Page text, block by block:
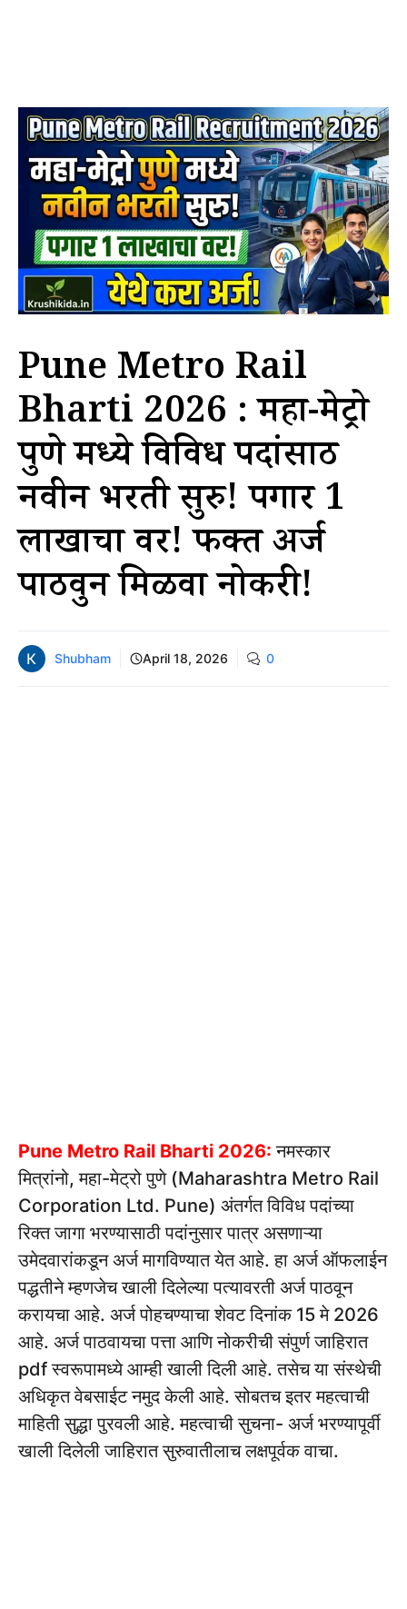
Pune Metro Rail
Bharti 2026 : महा-मेट्रो
पुणे मध्ये विविध पदांसाठी
नवीन भरती सुरु! पगार 1
लाखाचा वर! फक्त अर्ज
पाठवुन मिळवा नोकरी!
Shubham April 18, 2026 0
Pune Metro Rail Bharti 2026: नमस्कार
मित्रांनो, महा-मेट्रो पुणे (Maharashtra Metro Rail
Corporation Ltd. Pune) अंतर्गत विविध पदांच्या
रिक्त जागा भरण्यासाठी पदांनुसार पात्र असणाऱ्या
उमेदवारांकडून अर्ज मागविण्यात येत आहे. हा अर्ज ऑफलाईन
पद्धतीने म्हणजेच खाली दिलेल्या पत्यावरती अर्ज पाठवून
करायचा आहे. अर्ज पोहचण्याचा शेवट दिनांक 15 मे 2026
आहे. अर्ज पाठवायचा पत्ता आणि नोकरीची संपुर्ण जाहिरात
pdf स्वरूपामध्ये आम्ही खाली दिली आहे. तसेच या संस्थेची
अधिकृत वेबसाईट नमुद केली आहे. सोबतच इतर महत्वाची
माहिती सुद्धा पुरवली आहे. महत्वाची सुचना- अर्ज भरण्यापूर्वी
खाली दिलेली जाहिरात सुरुवातीलाच लक्षपूर्वक वाचा.